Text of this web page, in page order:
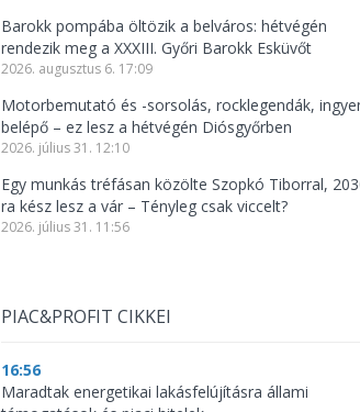
Barokk pompába öltözik a belváros: hétvégén
rendezik meg a XXXIII. Győri Barokk Esküvőt
2026. augusztus 6. 17:09
Motorbemutató és -sorsolás, rocklegendák,
belépő – ez lesz a hétvégén Diósgyőrben
2026. július 31. 12:10
Egy munkás tréfásan közölte Szopkó Tiborral,
ra kész lesz a vár – Tényleg csak viccelt?
2026. július 31. 11:56
PIAC&PROFIT CIKKEI
16:56
Maradtak energetikai lakásfelújításra állami